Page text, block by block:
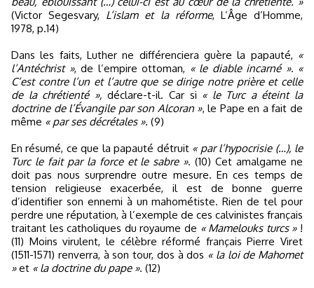
(Victor Segesvary, L’islam et la réforme, L’Âge d’Homme,
1978, p.14)
Dans les faits, Luther ne différenciera guère la papauté, «
l’Antéchrist », de l’empire ottoman, « le diable incarné ». «
C’est contre l’un et l’autre que se dirige notre prière et celle
de la chrétienté », déclare-t-il. Car si « le Turc a éteint la
doctrine de l’Évangile par son Alcoran », le Pape en a fait de
même « par ses décrétales ». (9)
En résumé, ce que la papauté détruit « par l’hypocrisie (…), le
Turc le fait par la force et le sabre ». (10) Cet amalgame ne
doit pas nous surprendre outre mesure. En ces temps de
tension religieuse exacerbée, il est de bonne guerre
d’identifier son ennemi à un mahométiste. Rien de tel pour
perdre une réputation, à l’exemple de ces calvinistes français
traitant les catholiques du royaume de « Mamelouks turcs »!
(11) Moins virulent, le célèbre réformé français Pierre Viret
(1511-1571) renverra, à son tour, dos à dos « la loi de Mahomet
»et « la doctrine du pape ». (12)